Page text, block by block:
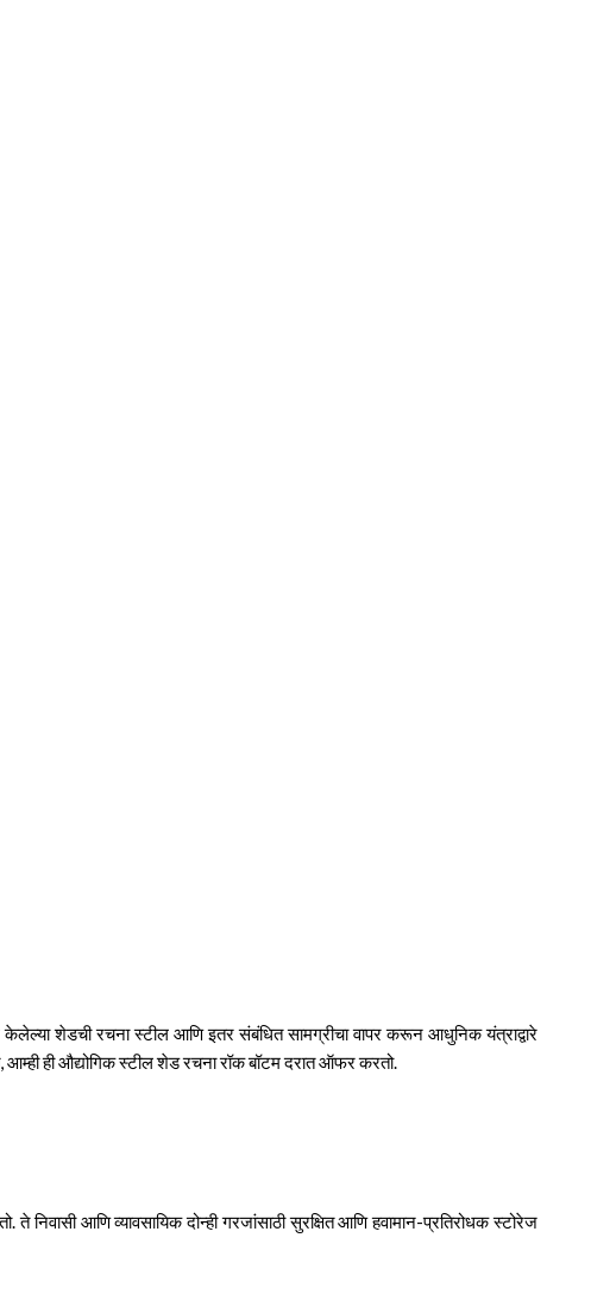
केलेल्या शेडची रचना स्टील आणि इतर संबंधित सामग्रीचा वापर करून आधुनिक यंत्राद्वारे
आम्ही ही औद्योगिक स्टील शेड रचना रॉक बॉटम दरात ऑफर करतो.
निवासी आणि व्यावसायिक दोन्ही गरजांसाठी सुरक्षित आणि हवामान-प्रतिरोधक स्टोरेज